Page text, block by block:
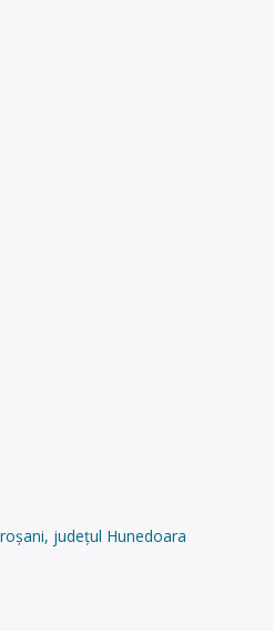
județul Hunedoara